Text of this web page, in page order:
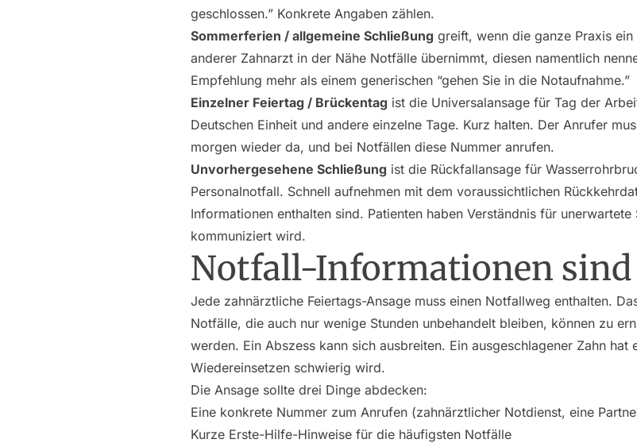
geschlossen.” Konkrete Angaben zählen.
Sommerferien / allgemeine Schließung greift, wenn die ganze Praxis
anderer Zahnarzt in der Nähe Notfälle übernimmt, diesen namentlich
Empfehlung mehr als einem generischen “gehen Sie in die Notaufnahme.”
Einzelner Feiertag / Brückentag ist die Universalansage für Tag der
Deutschen Einheit und andere einzelne Tage. Kurz halten. Der Anrufer
morgen wieder da, und bei Notfällen diese Nummer anrufen.
Unvorhergesehene Schließung ist die Rückfallansage für
Personalnotfall. Schnell aufnehmen mit dem voraussichtlichen
Informationen enthalten sind. Patienten haben Verständnis für
kommuniziert wird.
Notfall-Informationen
Jede zahnärztliche Feiertags-Ansage muss einen Notfallweg enthalten.
Notfälle, die auch nur wenige Stunden unbehandelt bleiben, können zu
werden. Ein Abszess kann sich ausbreiten. Ein ausgeschlagener Zahn
Wiedereinsetzen schwierig wird.
Die Ansage sollte drei Dinge abdecken:
Eine konkrete Nummer zum Anrufen (zahnärztlicher Notdienst, eine
Kurze Erste-Hilfe-Hinweise für die häufigsten Notfälle